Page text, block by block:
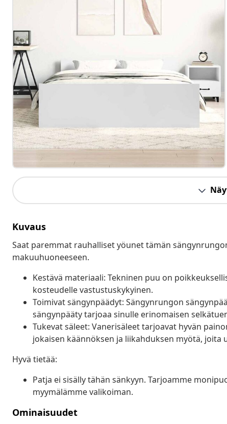
Kuvaus
Saat paremmat rauhalliset yöunet tämän
makuuhuoneeseen.
Kestävä materiaali: Tekninen puu on
kosteudelle vastustuskykyinen.
Toimivat sängynpäädyt: Sängynrungon
sängynpääty tarjoaa sinulle erinomaisen
Tukevat säleet: Vanerisäleet tarjoavat hyvän
jokaisen käännöksen ja liikahduksen myötä, joita
Hyvä tietää:
Patja ei sisälly tähän sänkyyn. Tarjoamme
myymälämme valikoiman.
Ominaisuudet